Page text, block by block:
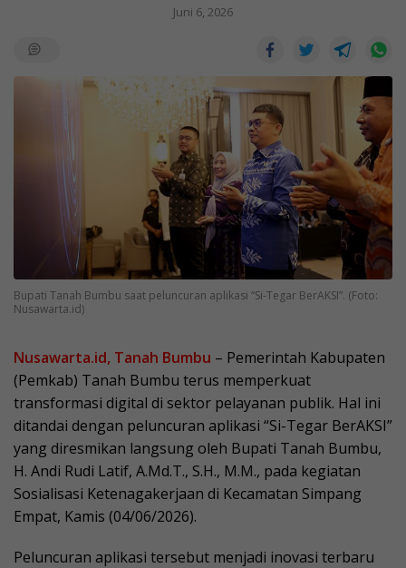
Juni 6, 2026
Bupati Tanah Bumbu saat peluncuran aplikasi “Si-Tegar BerAKSI”. (Foto:
Nusawarta.id)
Nusawarta.id, Tanah Bumbu – Pemerintah Kabupaten
(Pemkab) Tanah Bumbu terus memperkuat
transformasi digital di sektor pelayanan publik. Hal ini
ditandai dengan peluncuran aplikasi “Si-Tegar BerAKSI”
yang diresmikan langsung oleh Bupati Tanah Bumbu,
H. Andi Rudi Latif, A.Md.T., S.H., M.M., pada kegiatan
Sosialisasi Ketenagakerjaan di Kecamatan Simpang
Empat, Kamis (04/06/2026).
Peluncuran aplikasi tersebut menjadi inovasi terbaru